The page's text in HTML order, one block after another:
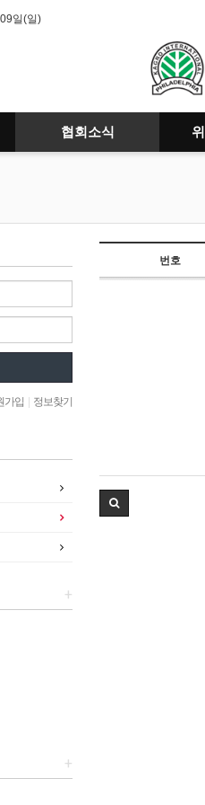
일(일)
협회소식
번호
가입 정보찾기
+
+